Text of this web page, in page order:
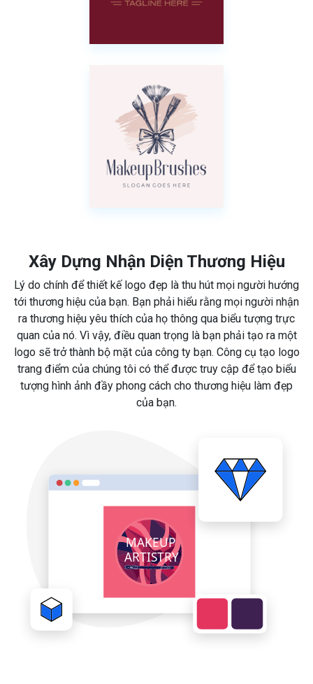
Xây Dựng Nhận Diện Thương Hiệu
Lý do chính để thiết kế logo đẹp là thu hút mọi người hướng
tới thương hiệu của bạn. Bạn phải hiểu rằng mọi người nhận
ra thương hiệu yêu thích của họ thông qua biểu tượng trực
quan của nó. Vì vậy, điều quan trọng là bạn phải tạo ra một
logo sẽ trở thành bộ mặt của công ty bạn. Công cụ tạo logo
trang điểm của chúng tôi có thể được truy cập để tạo biểu
tượng hình ảnh đầy phong cách cho thương hiệu làm đẹp
của bạn.